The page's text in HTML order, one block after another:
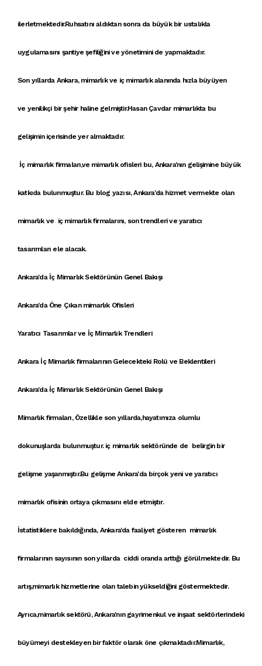
ilerletmektedir.Ruhsatını aldıktan sonra da büyük bir ustalıkla
uygulamasını şantiye şefiliğini ve yönetimini de yapmaktadır.
Son yıllarda Ankara, mimarlıkve iç mimarlıkalanında hızla büyüyen
ve yenilikçibir şehir haline gelmiştir.Hasan Çavdar mimarlıkta bu
gelişimin içerisinde yer almaktadır.
İç mimarlık firmaları,ve mimarlık ofisleribu, Ankara'nın gelişimine büyük
katkıda bulunmuştur. Bu blog yazısı,Ankara'da hizmet vermekte olan
mimarlık ve iç mimarlık firmalarını, son trendleri veyaratıcı
tasarımları ele alacak.
Ankara'da İç Mimarlık Sektörünün Genel Bakışı
Ankara'da Öne Çıkan mimarlık Ofisleri
Yaratıcı Tasarımlar ve İç Mimarlık Trendleri
Ankara İç Mimarlık firmalarının Gelecekteki Rolü ve Beklentileri
Ankara'da İç Mimarlık Sektörünün Genel Bakışı
Mimarlık firmaları, Özellikle son yıllarda,hayatımıza olumlu
dokunuşlarda bulunmuştur. iç mimarlıksektöründe de belirgin bir
gelişme yaşanmıştır.Bu gelişme Ankara'da birçok yeni veyaratıcı
mimarlık ofisinin ortaya çıkmasını elde etmiştır.
İstatistiklere bakıldığında, Ankara'da faaliyet gösteren mimarlık
firmalarının sayısının son yıllarda ciddi oranda arttığı görülmektedir. Bu
artış,mimarlık hizmetlerine olan talebin yükseldiğini göstermektedir.
Ayrıca,mimarlık sektörü,Ankara'nın gayrimenkul ve inşaat sektörlerindeki
büyümeyi destekleyen bir faktör olarak öne çıkmaktadır.Mimarlık,